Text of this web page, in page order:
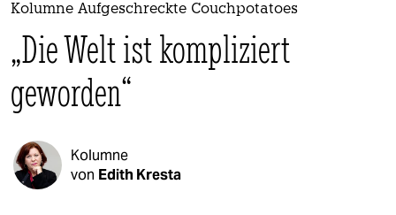
themen
politik
öko
kultur
Kolumne Aufgeschreckte Couchpotatoes
„Die Welt ist kompliziert
geworden“
Kolumne
von Edith Kresta